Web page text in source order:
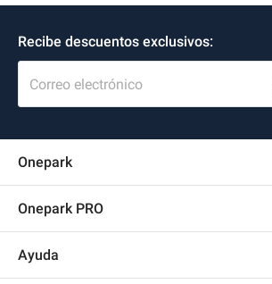
Recibe descuentos exclusivos:
Correo electrónico
Onepark
Onepark PRO
Convertirse en colaborador
Ayuda